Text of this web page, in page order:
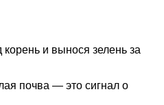
и вынося зелень за
почва — это сигнал о